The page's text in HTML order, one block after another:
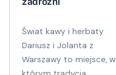
Świat kawy i herbaty
Dariusz i Jolanta z
Warszawy to miejsce, w